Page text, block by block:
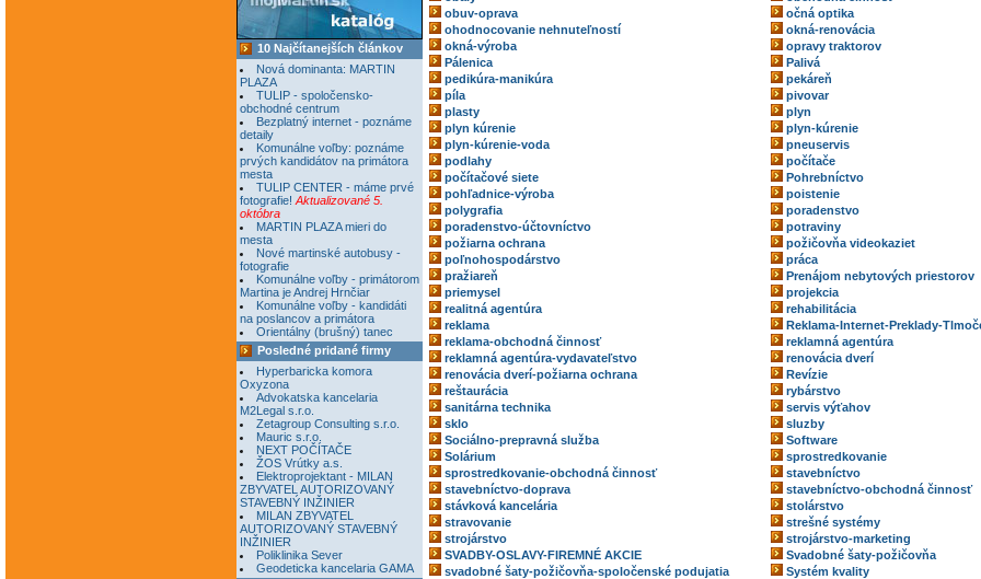
10 Najčítanejších článkov
Nová dominanta: MARTIN
PLAZA
TULIP - spoločensko-
obchodné centrum
Bezplatný internet - poznáme
detaily
Komunálne voľby: poznáme
prvých kandidátov na primátora
mesta
TULIP CENTER - máme prvé
fotografie! Aktualizované 5.
októbra
MARTIN PLAZA mieri do
mesta
Nové martinské autobusy -
fotografie
Komunálne voľby - primátorom
Martina je Andrej Hrnčiar
Komunálne voľby - kandidáti
na poslancov a primátora
Orientálny (brušný) tanec
Posledné pridané firmy
Hyperbaricka komora
Oxyzona
Advokatska kancelaria
M2Legal s.r.o.
Zetagroup Consulting s.r.o.
Mauric s.r.o.
NEXT POČÍTAČE
ŽOS Vrútky a.s.
Elektroprojektant - MILAN
ZBYVATEL AUTORIZOVANÝ
STAVEBNÝ INŽINIER
MILAN ZBYVATEL
AUTORIZOVANÝ STAVEBNÝ
INŽINIER
Poliklinika Sever
Geodeticka kancelaria GAMA
obuv-oprava
očná optika
ohodnocovanie nehnuteľností
okná-renovácia
okná-výroba
opravy traktorov
Pálenica
Palivá
pedikúra-manikúra
pekáreň
píla
pivovar
plasty
plyn
plyn kúrenie
plyn-kúrenie
plyn-kúrenie-voda
pneuservis
podlahy
počítače
počítačové siete
Pohrebníctvo
pohľadnice-výroba
poistenie
polygrafia
poradenstvo
poradenstvo-účtovníctvo
potraviny
požiarna ochrana
požičovňa videokaziet
poľnohospodárstvo
práca
pražiareň
Prenájom nebytových priestorov
priemysel
projekcia
realitná agentúra
rehabilitácia
reklama
Reklama-Internet-Preklady-
reklama-obchodná činnosť
reklamná agentúra
reklamná agentúra-vydavateľstvo
renovácia dverí
renovácia dverí-požiarna ochrana
Revízie
reštaurácia
rybárstvo
sanitárna technika
servis výťahov
sklo
sluzby
Sociálno-prepravná služba
Software
Solárium
sprostredkovanie
sprostredkovanie-obchodná činnosť
stavebníctvo
stavebníctvo-doprava
stavebníctvo-obchodná činnosť
stávková kancelária
stolárstvo
stravovanie
strešné systémy
strojárstvo
strojárstvo-marketing
SVADBY-OSLAVY-FIREMNÉ AKCIE
Svadobné šaty-požičovňa
svadobné šaty-požičovňa-spoločenské podujatia
Systém kvality